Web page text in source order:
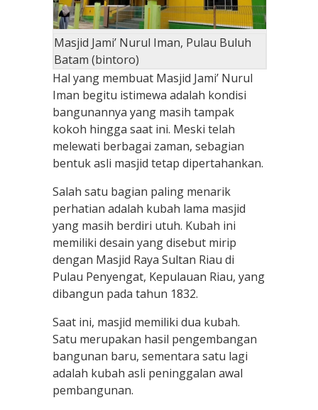
Masjid Jami’ Nurul Iman, Pulau Buluh
Batam (bintoro)
Hal yang membuat Masjid Jami’ Nurul
Iman begitu istimewa adalah kondisi
bangunannya yang masih tampak
kokoh hingga saat ini. Meski telah
melewati berbagai zaman, sebagian
bentuk asli masjid tetap dipertahankan.
Salah satu bagian paling menarik
perhatian adalah kubah lama masjid
yang masih berdiri utuh. Kubah ini
memiliki desain yang disebut mirip
dengan Masjid Raya Sultan Riau di
Pulau Penyengat, Kepulauan Riau, yang
dibangun pada tahun 1832.
Saat ini, masjid memiliki dua kubah.
Satu merupakan hasil pengembangan
bangunan baru, sementara satu lagi
adalah kubah asli peninggalan awal
pembangunan.